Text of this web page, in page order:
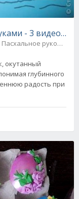
- 3 видео
и цветы / Пасхальное рукоделие
окутанный
глубинного
радость при